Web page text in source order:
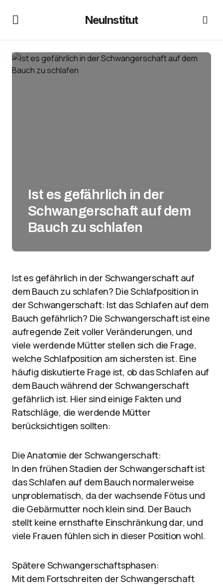
NeuInstitut
Ist es gefährlich in der
Schwangerschaft auf dem
Bauch zu schlafen
Ist es gefährlich in der Schwangerschaft auf
dem Bauch zu schlafen? Die Schlafposition in
der Schwangerschaft: Ist das Schlafen auf dem
Bauch gefährlich? Die Schwangerschaft ist eine
aufregende Zeit voller Veränderungen, und
viele werdende Mütter stellen sich die Frage,
welche Schlafposition am sichersten ist. Eine
häufig diskutierte Frage ist, ob das Schlafen auf
dem Bauch während der Schwangerschaft
gefährlich ist. Hier sind einige Fakten und
Ratschläge, die werdende Mütter
berücksichtigen sollten:
Die Anatomie der Schwangerschaft:
In den frühen Stadien der Schwangerschaft ist
das Schlafen auf dem Bauch normalerweise
unproblematisch, da der wachsende Fötus und
die Gebärmutter noch klein sind. Der Bauch
stellt keine ernsthafte Einschränkung dar, und
viele Frauen fühlen sich in dieser Position wohl.
Spätere Schwangerschaftsphasen:
Mit dem Fortschreiten der Schwangerschaft